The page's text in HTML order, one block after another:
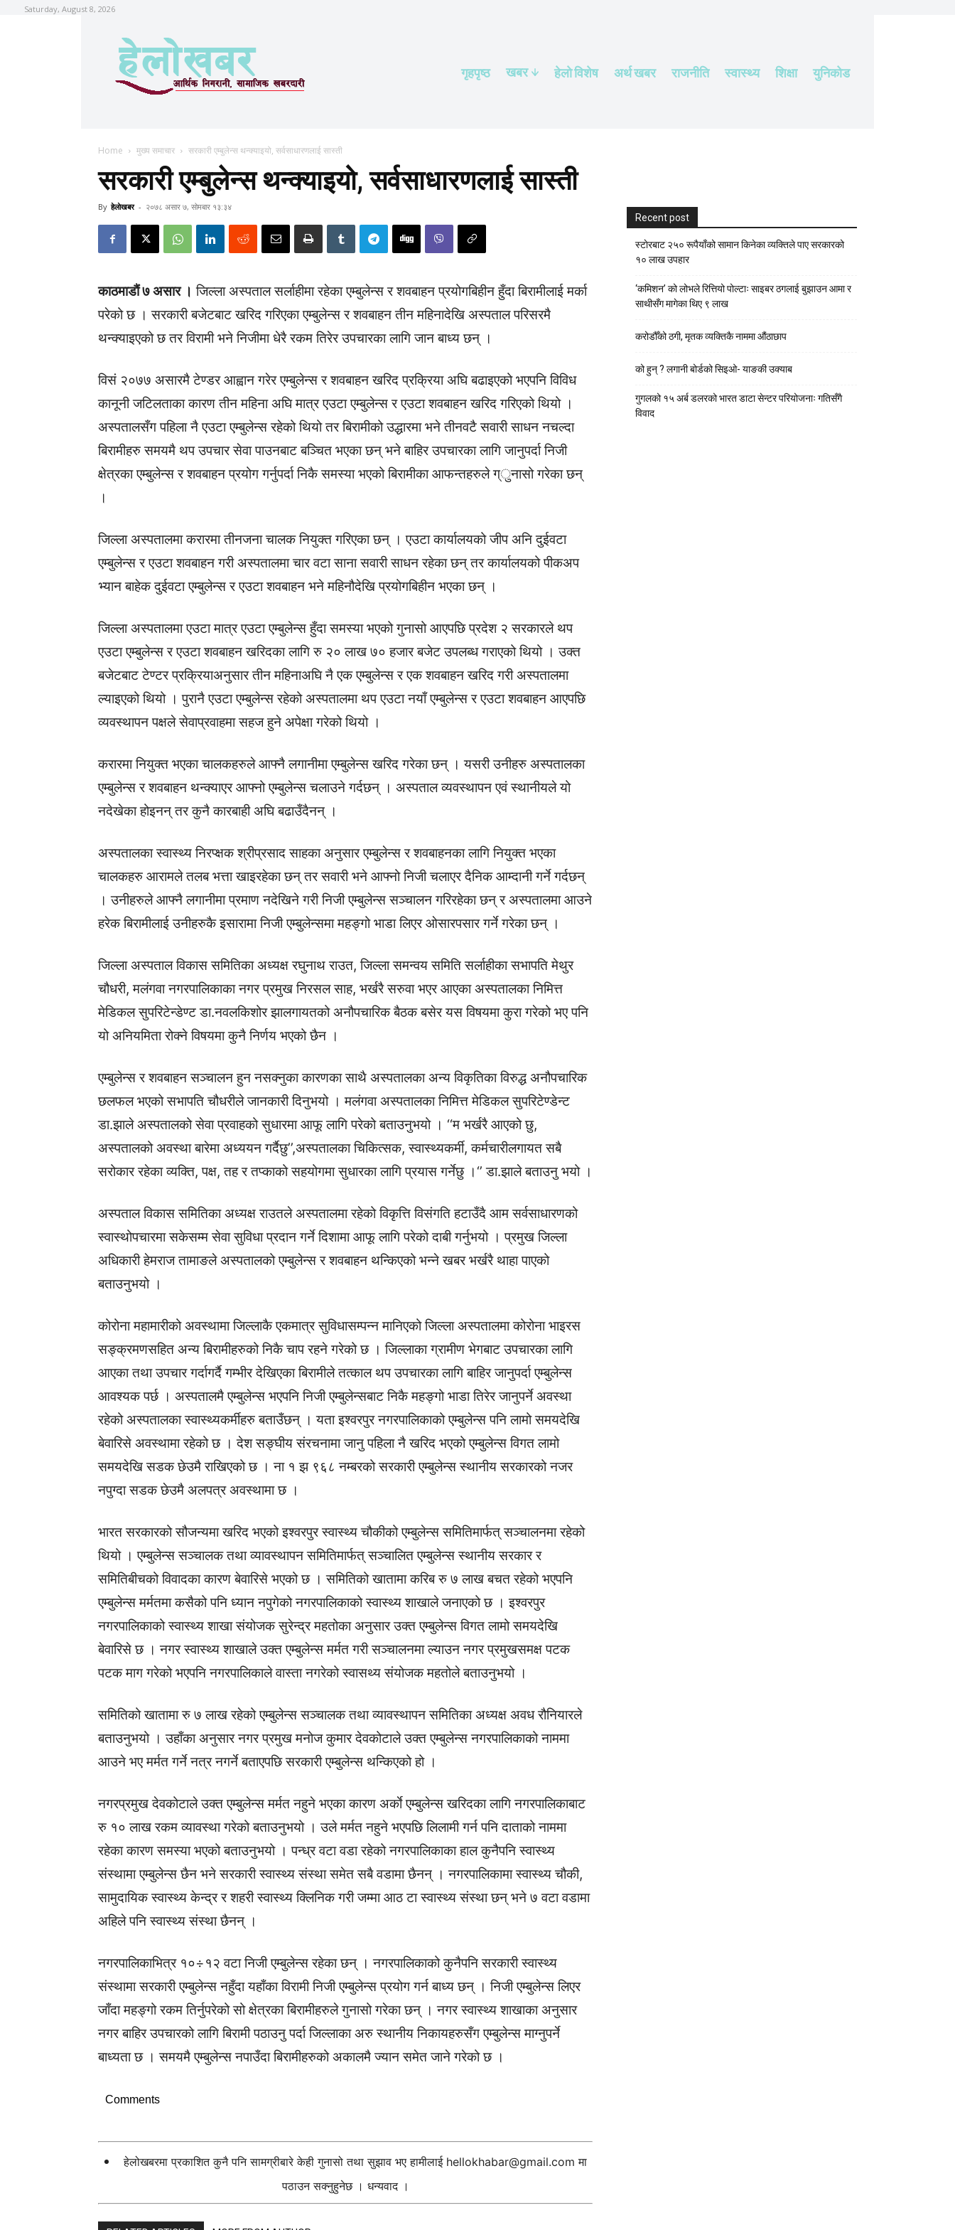
Saturday, August 8, 2026
गृहपृष्ठ खबर हेलाे विशेष अर्थ खबर राजनीति स्वास्थ्य शिक्षा युनिकोड
Home मुख्य समाचार सरकारी एम्बुलेन्स थन्क्याइयो, सर्वसाधारणलाई सास्ती
सरकारी एम्बुलेन्स थन्क्याइयो, सर्वसाधारणलाई सास्ती
By हेलाेखबर - २०७८ असार ७, सोमबार १३:३४
काठमाडाैं ७ असार । जिल्ला अस्पताल सर्लाहीमा रहेका एम्बुलेन्स र शवबाहन प्रयोगबिहीन हुँदा बिरामीलाई मर्का
परेको छ । सरकारी बजेटबाट खरिद गरिएका एम्बुलेन्स र शवबाहन तीन महिनादेखि अस्पताल परिसरमै
थन्क्याइएको छ तर विरामी भने निजीमा धेरै रकम तिरेर उपचारका लागि जान बाध्य छन् ।
विसं २०७७ असारमै टेण्डर आह्वान गरेर एम्बुलेन्स र शवबाहन खरिद प्रक्रिया अघि बढाइएको भएपनि विविध
कानूनी जटिलताका कारण तीन महिना अघि मात्र एउटा एम्बुलेन्स र एउटा शवबाहन खरिद गरिएको थियो ।
अस्पतालसँग पहिला नै एउटा एम्बुलेन्स रहेको थियो तर बिरामीको उद्धारमा भने तीनवटै सवारी साधन नचल्दा
बिरामीहरु समयमै थप उपचार सेवा पाउनबाट बञ्चित भएका छन् भने बाहिर उपचारका लागि जानुपर्दा निजी
क्षेत्रका एम्बुलेन्स र शवबाहन प्रयोग गर्नुपर्दा निकै समस्या भएको बिरामीका आफन्तहरुले ग्ुनासो गरेका छन्
।
जिल्ला अस्पतालमा करारमा तीनजना चालक नियुक्त गरिएका छन् । एउटा कार्यालयको जीप अनि दुईवटा
एम्बुलेन्स र एउटा शवबाहन गरी अस्पतालमा चार वटा साना सवारी साधन रहेका छन् तर कार्यालयको पीकअप
भ्यान बाहेक दुईवटा एम्बुलेन्स र एउटा शवबाहन भने महिनौदेखि प्रयोगबिहीन भएका छन् ।
जिल्ला अस्पतालमा एउटा मात्र एउटा एम्बुलेन्स हुँदा समस्या भएको गुनासो आएपछि प्रदेश २ सरकारले थप
एउटा एम्बुलेन्स र एउटा शवबाहन खरिदका लागि रु २० लाख ७० हजार बजेट उपलब्ध गराएको थियो । उक्त
बजेटबाट टेण्टर प्रक्रियाअनुसार तीन महिनाअघि नै एक एम्बुलेन्स र एक शवबाहन खरिद गरी अस्पतालमा
ल्याइएको थियो । पुरानै एउटा एम्बुलेन्स रहेको अस्पतालमा थप एउटा नयाँ एम्बुलेन्स र एउटा शवबाहन आएपछि
व्यवस्थापन पक्षले सेवाप्रवाहमा सहज हुने अपेक्षा गरेको थियो ।
करारमा नियुक्त भएका चालकहरुले आफ्नै लगानीमा एम्बुलेन्स खरिद गरेका छन् । यसरी उनीहरु अस्पतालका
एम्बुलेन्स र शवबाहन थन्क्याएर आफ्नो एम्बुलेन्स चलाउने गर्दछन् । अस्पताल व्यवस्थापन एवं स्थानीयले यो
नदेखेका होइनन् तर कुनै कारबाही अघि बढाउँदैनन् ।
अस्पतालका स्वास्थ्य निरप्क्षक श्रीप्रसाद साहका अनुसार एम्बुलेन्स र शवबाहनका लागि नियुक्त भएका
चालकहरु आरामले तलब भत्ता खाइरहेका छन् तर सवारी भने आफ्नो निजी चलाएर दैनिक आम्दानी गर्ने गर्दछन्
। उनीहरुले आफ्नै लगानीमा प्रमाण नदेखिने गरी निजी एम्बुलेन्स सञ्चालन गरिरहेका छन् र अस्पतालमा आउने
हरेक बिरामीलाई उनीहरुकै इसारामा निजी एम्बुलेन्समा महङ्गो भाडा लिएर ओसारपसार गर्ने गरेका छन् ।
जिल्ला अस्पताल विकास समितिका अध्यक्ष रघुनाथ राउत, जिल्ला समन्वय समिति सर्लाहीका सभापति मेथुर
चौधरी, मलंगवा नगरपालिकाका नगर प्रमुख निरसल साह, भर्खरै सरुवा भएर आएका अस्पतालका निमित्त
मेडिकल सुपरिटेन्डेण्ट डा.नवलकिशोर झालगायतको अनौपचारिक बैठक बसेर यस विषयमा कुरा गरेको भए पनि
यो अनियमिता रोक्ने विषयमा कुनै निर्णय भएको छैन ।
एम्बुलेन्स र शवबाहन सञ्चालन हुन नसक्नुका कारणका साथै अस्पतालका अन्य विकृतिका विरुद्ध अनौपचारिक
छलफल भएको सभापति चौधरीले जानकारी दिनुभयो । मलंगवा अस्पतालका निमित्त मेडिकल सुपरिटेण्डेन्ट
डा.झाले अस्पतालको सेवा प्रवाहको सुधारमा आफू लागि परेको बताउनुभयो । ‘‘म भर्खरै आएको छु,
अस्पतालको अवस्था बारेमा अध्ययन गर्दैछु’’,अस्पतालका चिकित्सक, स्वास्थ्यकर्मी, कर्मचारीलगायत सबै
सरोकार रहेका व्यक्ति, पक्ष, तह र तप्काको सहयोगमा सुधारका लागि प्रयास गर्नेछु ।‘’ डा.झाले बताउनु भयो ।
अस्पताल विकास समितिका अध्यक्ष राउतले अस्पतालमा रहेको विकृत्ति विसंगति हटाउँदै आम सर्वसाधारणको
स्वास्थोपचारमा सकेसम्म सेवा सुविधा प्रदान गर्ने दिशामा आफू लागि परेको दाबी गर्नुभयो । प्रमुख जिल्ला
अधिकारी हेमराज तामाङले अस्पतालको एम्बुलेन्स र शवबाहन थन्किएको भन्ने खबर भर्खरै थाहा पाएको
बताउनुभयो ।
कोरोना महामारीको अवस्थामा जिल्लाकै एकमात्र सुविधासम्पन्न मानिएको जिल्ला अस्पतालमा कोरोना भाइरस
सङ्क्रमणसहित अन्य बिरामीहरुको निकै चाप रहने गरेको छ । जिल्लाका ग्रामीण भेगबाट उपचारका लागि
आएका तथा उपचार गर्दागर्दै गम्भीर देखिएका बिरामीले तत्काल थप उपचारका लागि बाहिर जानुपर्दा एम्बुलेन्स
आवश्यक पर्छ । अस्पतालमै एम्बुलेन्स भएपनि निजी एम्बुलेन्सबाट निकै महङ्गो भाडा तिरेर जानुपर्ने अवस्था
रहेको अस्पतालका स्वास्थ्यकर्मीहरु बताउँछन् । यता इश्वरपुर नगरपालिकाको एम्बुलेन्स पनि लामो समयदेखि
बेवारिसे अवस्थामा रहेको छ । देश सङ्घीय संरचनामा जानु पहिला नै खरिद भएको एम्बुलेन्स विगत लामो
समयदेखि सडक छेउमै राखिएको छ । ना १ झ ९६८ नम्बरको सरकारी एम्बुलेन्स स्थानीय सरकारको नजर
नपुग्दा सडक छेउमै अलपत्र अवस्थामा छ ।
भारत सरकारको सौजन्यमा खरिद भएको इश्वरपुर स्वास्थ्य चौकीको एम्बुलेन्स समितिमार्फत् सञ्चालनमा रहेको
थियो । एम्बुलेन्स सञ्चालक तथा व्यावस्थापन समितिमार्फत् सञ्चालित एम्बुलेन्स स्थानीय सरकार र
समितिबीचको विवादका कारण बेवारिसे भएको छ । समितिको खातामा करिब रु ७ लाख बचत रहेको भएपनि
एम्बुलेन्स मर्मतमा कसैको पनि ध्यान नपुगेको नगरपालिकाको स्वास्थ्य शाखाले जनाएको छ । इश्वरपुर
नगरपालिकाको स्वास्थ्य शाखा संयोजक सुरेन्द्र महतोका अनुसार उक्त एम्बुलेन्स विगत लामो समयदेखि
बेवारिसे छ । नगर स्वास्थ्य शाखाले उक्त एम्बुलेन्स मर्मत गरी सञ्चालनमा ल्याउन नगर प्रमुखसमक्ष पटक
पटक माग गरेको भएपनि नगरपालिकाले वास्ता नगरेको स्वासथ्य संयोजक महतोले बताउनुभयो ।
समितिको खातामा रु ७ लाख रहेको एम्बुलेन्स सञ्चालक तथा व्यावस्थापन समितिका अध्यक्ष अवध रौनियारले
बताउनुभयो । उहाँका अनुसार नगर प्रमुख मनोज कुमार देवकोटाले उक्त एम्बुलेन्स नगरपालिकाको नाममा
आउने भए मर्मत गर्ने नत्र नगर्ने बताएपछि सरकारी एम्बुलेन्स थन्किएको हो ।
नगरप्रमुख देवकोटाले उक्त एम्बुलेन्स मर्मत नहुने भएका कारण अर्काे एम्बुलेन्स खरिदका लागि नगरपालिकाबाट
रु १० लाख रकम व्यावस्था गरेको बताउनुभयो । उले मर्मत नहुने भएपछि लिलामी गर्न पनि दाताको नाममा
रहेका कारण समस्या भएको बताउनुभयो । पन्ध्र वटा वडा रहेको नगरपालिकाका हाल कुनैपनि स्वास्थ्य
संस्थामा एम्बुलेन्स छैन भने सरकारी स्वास्थ्य संस्था समेत सबै वडामा छैनन् । नगरपालिकामा स्वास्थ्य चौकी,
सामुदायिक स्वास्थ्य केन्द्र र शहरी स्वास्थ्य क्लिनिक गरी जम्मा आठ टा स्वास्थ्य संस्था छन् भने ७ वटा वडामा
अहिले पनि स्वास्थ्य संस्था छैनन् ।
नगरपालिकाभित्र १०÷१२ वटा निजी एम्बुलेन्स रहेका छन् । नगरपालिकाको कुनैपनि सरकारी स्वास्थ्य
संस्थामा सरकारी एम्बुलेन्स नहुँदा यहाँका विरामी निजी एम्बुलेन्स प्रयोग गर्न बाध्य छन् । निजी एम्बुलेन्स लिएर
जाँदा महङ्गो रकम तिर्नुपरेको सो क्षेत्रका बिरामीहरुले गुनासो गरेका छन् । नगर स्वास्थ्य शाखाका अनुसार
नगर बाहिर उपचारको लागि बिरामी पठाउनु पर्दा जिल्लाका अरु स्थानीय निकायहरुसँग एम्बुलेन्स माग्नुपर्ने
बाध्यता छ । समयमै एम्बुलेन्स नपाउँदा बिरामीहरुको अकालमै ज्यान समेत जाने गरेको छ ।
Comments
हेलोखबरमा प्रकाशित कुनै पनि सामग्रीबारे केही गुनासो तथा सुझाव भए हामीलाई hellokhabar@gmail.com मा
पठाउन सक्नुहुनेछ । धन्यवाद ।
Recent post
स्टाेरबाट २५० रूपैयाँको सामान किनेका व्यक्तिले पाए सरकारको
१० लाख उपहार
‘कमिशन’ को लोभले रित्तियो पोल्टाः साइबर ठगलाई बुझाउन आमा र
साथीसँग मागेका थिए ९ लाख
करोडौँको ठगी, मृतक व्यक्तिकै नाममा औंठाछाप
को हुन् ? लगानी बोर्डको सिइओ- याङकी उक्याब
गुगलको १५ अर्ब डलरको भारत डाटा सेन्टर परियोजनाः गतिसँगै
विवाद